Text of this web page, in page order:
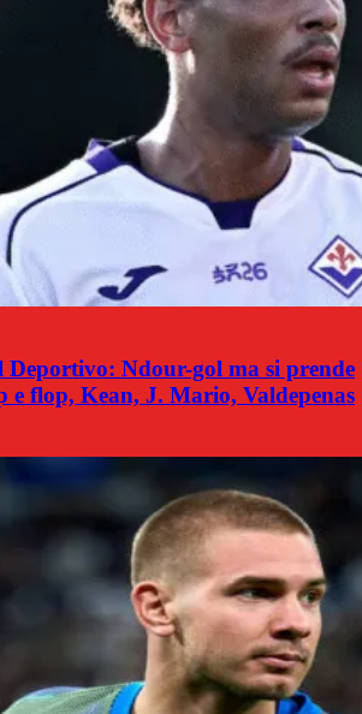
Deportivo: Ndour-gol ma si prende
e flop, Kean, J. Mario, Valdepenas